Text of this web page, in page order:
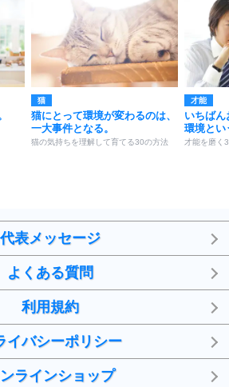
猫
猫にとって環境が変わるのは、
一大事件となる。
猫の気持ちを理解して育てる30の方法
才能
いちば
環境とい
才能を磨く
代表メッセージ
よくある質問
利用規約
イバシーポリシー
ラインショップ